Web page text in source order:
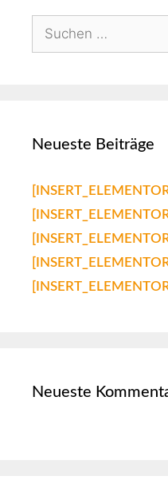
Neueste Beiträge
Neueste